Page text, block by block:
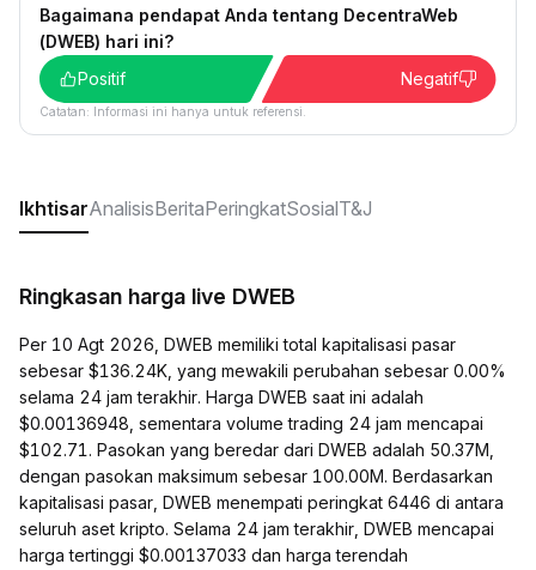
Bagaimana pendapat Anda tentang DecentraWeb
(DWEB) hari ini?
Positif
Negatif
Catatan: Informasi ini hanya untuk referensi.
IkhtisarAnalisisBeritaPeringkatSosialT&J
Ringkasan harga live DWEB
Per 10 Agt 2026, DWEB memiliki total kapitalisasi pasar
sebesar $136.24K, yang mewakili perubahan sebesar 0.00%
selama 24 jam terakhir. Harga DWEB saat ini adalah
$0.00136948, sementara volume trading 24 jam mencapai
$102.71. Pasokan yang beredar dari DWEB adalah 50.37M,
dengan pasokan maksimum sebesar 100.00M. Berdasarkan
kapitalisasi pasar, DWEB menempati peringkat 6446 di antara
seluruh aset kripto. Selama 24 jam terakhir, DWEB mencapai
harga tertinggi $0.00137033 dan harga terendah